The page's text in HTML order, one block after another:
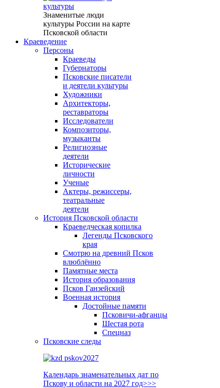
Знаменитые люди
культуры России на карте
Псковской области
Краеведение
Персоны
Краеведы
Губернаторы
Псковские писатели
и деятели культуры
Художники
Архитекторы,
реставраторы
Исследователи
Композиторы,
музыканты
Религиозные
деятели
Исторические
личности
Ученые
Актеры, режиссеры,
театральные
деятели
История Псковской области
Краеведческая копилка
Легенды Псковского
края
Смотрю на древний Псков
влюблённо
Памятные места
История образования
Псков Ганзейский
Военная история
Достойные памяти
Псковичи-афганцы
Шестая рота
Спецназ
Псковские следы
Календарь знаменательных дат по
Пскову и области на 2027 год>>>